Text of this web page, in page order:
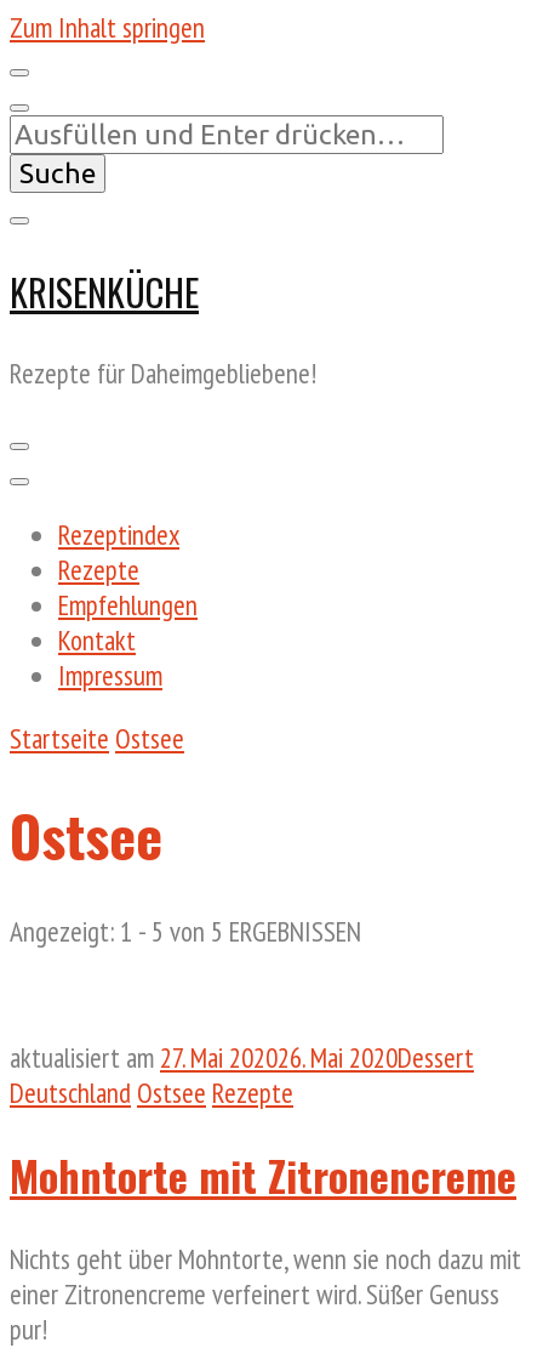
Zum Inhalt springen
Suchst
du
nach
KRISENKÜCHE
Rezepte für Daheimgebliebene!
Rezeptindex
Rezepte
Empfehlungen
Kontakt
Impressum
Startseite Ostsee
Ostsee
Angezeigt: 1 - 5 von 5 ERGEBNISSEN
aktualisiert am 27. Mai 202026. Mai 2020Dessert
Deutschland Ostsee Rezepte
Mohntorte mit Zitronencreme
Nichts geht über Mohntorte, wenn sie noch dazu mit
einer Zitronencreme verfeinert wird. Süßer Genuss
pur!